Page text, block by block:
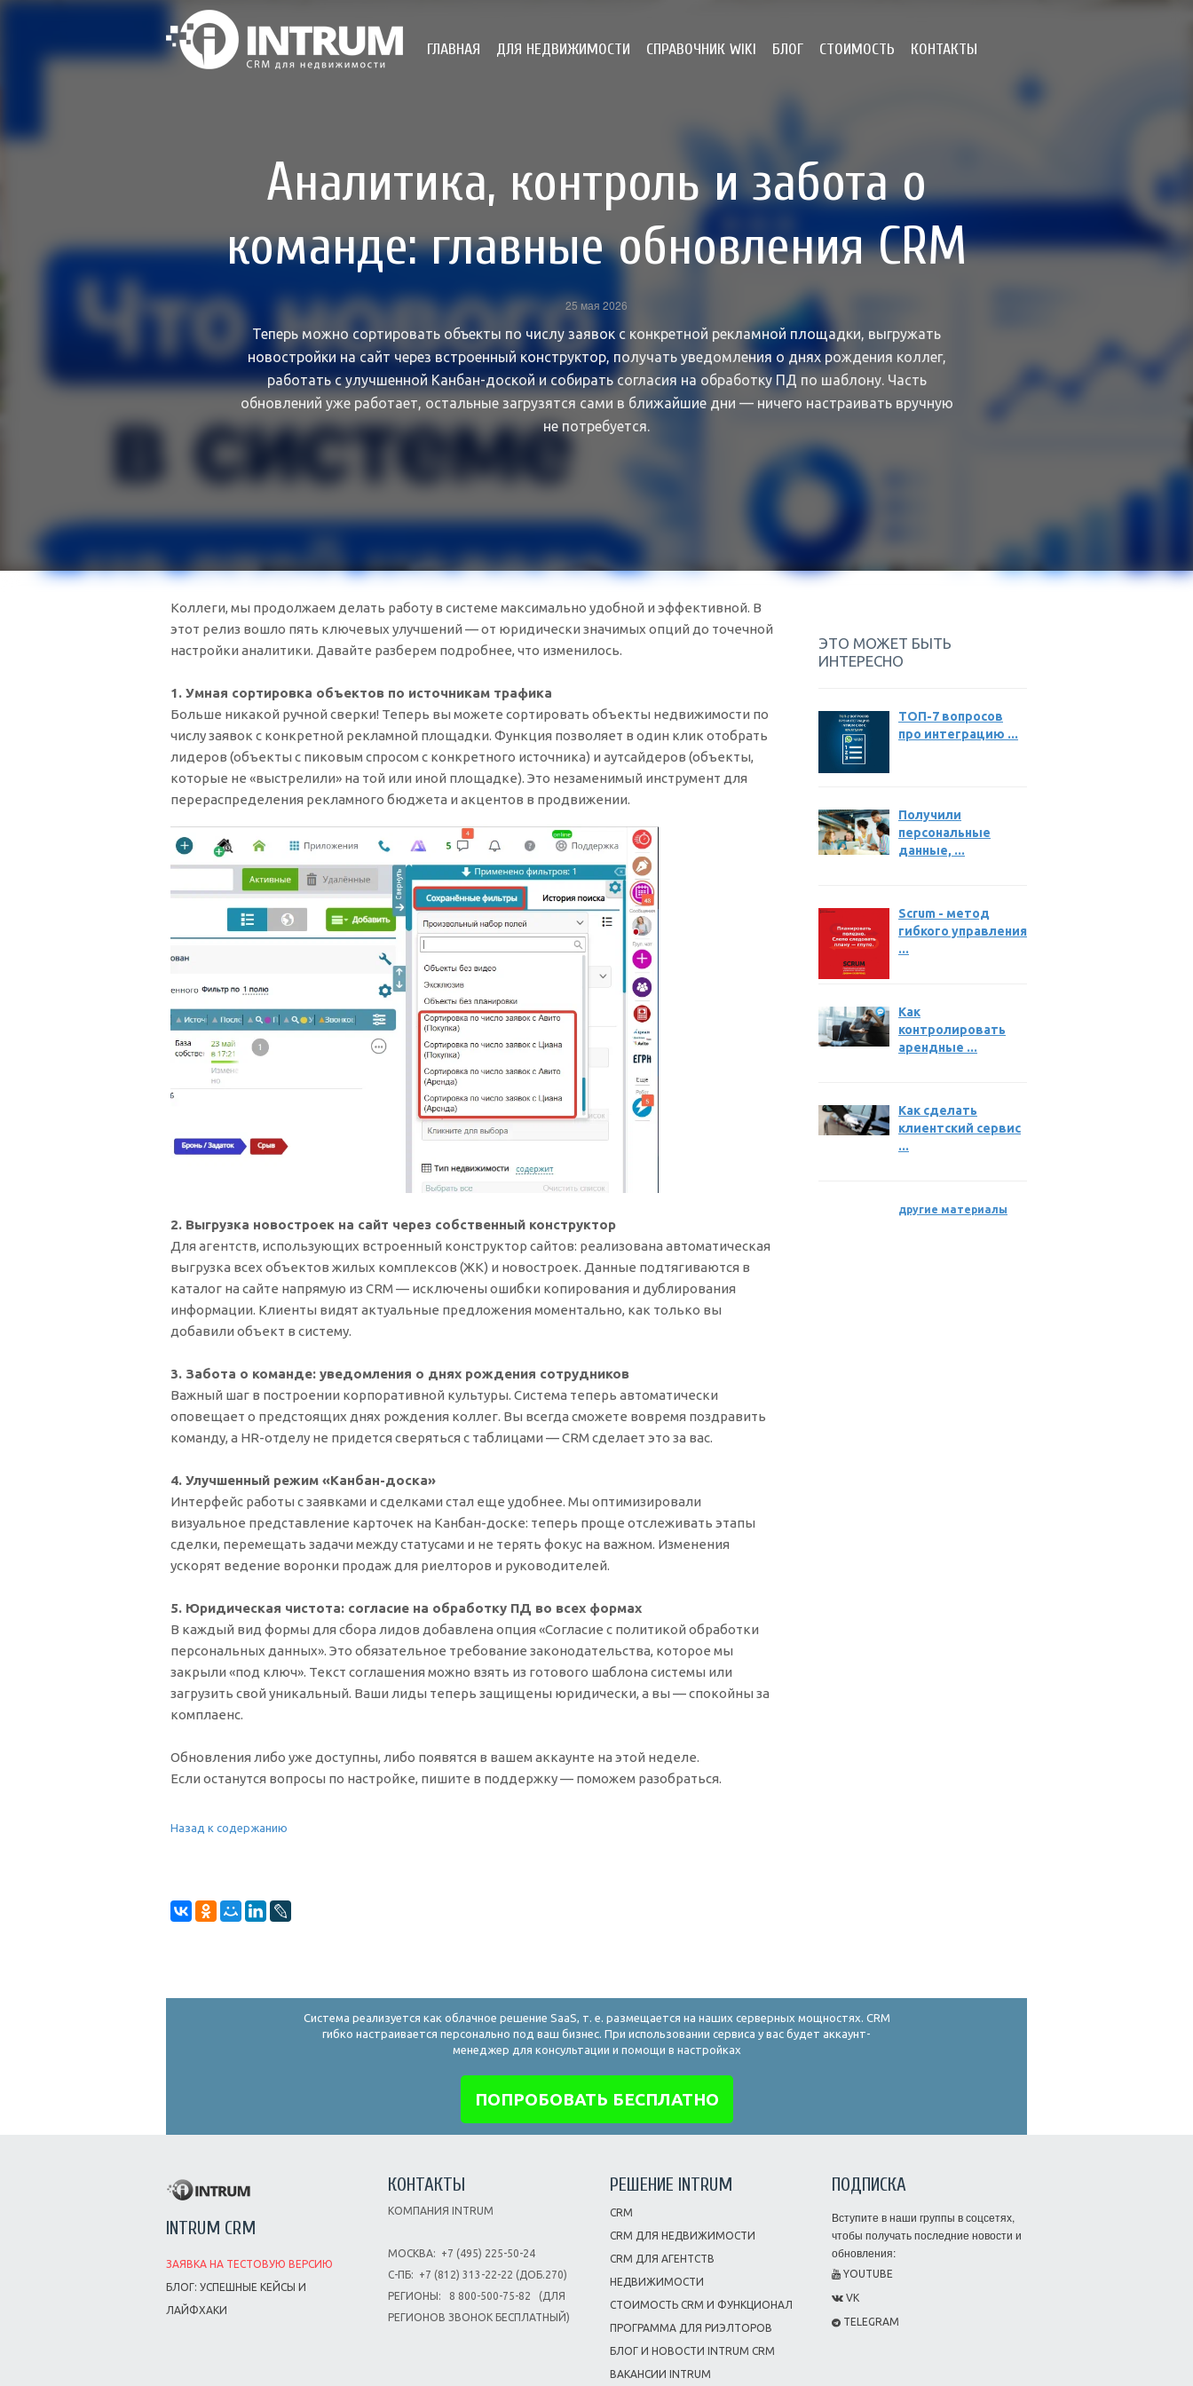
ГЛАВНАЯ ДЛЯ НЕДВИЖИМОСТИ СПРАВОЧНИК WIKI БЛОГ СТОИМОСТЬ КОНТАКТЫ
Аналитика, контроль и забота о
команде: главные обновления CRM
25 мая 2026
Теперь можно сортировать объекты по числу заявок с конкретной рекламной площадки, выгружать
новостройки на сайт через встроенный конструктор, получать уведомления о днях рождения коллег,
работать с улучшенной Канбан-доской и собирать согласия на обработку ПД по шаблону. Часть
обновлений уже работает, остальные загрузятся сами в ближайшие дни — ничего настраивать вручную
не потребуется.
Коллеги, мы продолжаем делать работу в системе максимально удобной и эффективной. В
этот релиз вошло пять ключевых улучшений — от юридически значимых опций до точечной
настройки аналитики. Давайте разберем подробнее, что изменилось.
1. Умная сортировка объектов по источникам трафика
Больше никакой ручной сверки! Теперь вы можете сортировать объекты недвижимости по
числу заявок с конкретной рекламной площадки. Функция позволяет в один клик отобрать
лидеров (объекты с пиковым спросом с конкретного источника) и аутсайдеров (объекты,
которые не «выстрелили» на той или иной площадке). Это незаменимый инструмент для
перераспределения рекламного бюджета и акцентов в продвижении.
2. Выгрузка новостроек на сайт через собственный конструктор
Для агентств, использующих встроенный конструктор сайтов: реализована автоматическая
выгрузка всех объектов жилых комплексов (ЖК) и новостроек. Данные подтягиваются в
каталог на сайте напрямую из CRM — исключены ошибки копирования и дублирования
информации. Клиенты видят актуальные предложения моментально, как только вы
добавили объект в систему.
3. Забота о команде: уведомления о днях рождения сотрудников
Важный шаг в построении корпоративной культуры. Система теперь автоматически
оповещает о предстоящих днях рождения коллег. Вы всегда сможете вовремя поздравить
команду, а HR-отделу не придется сверяться с таблицами — CRM сделает это за вас.
4. Улучшенный режим «Канбан-доска»
Интерфейс работы с заявками и сделками стал еще удобнее. Мы оптимизировали
визуальное представление карточек на Канбан-доске: теперь проще отслеживать этапы
сделки, перемещать задачи между статусами и не терять фокус на важном. Изменения
ускорят ведение воронки продаж для риелторов и руководителей.
5. Юридическая чистота: согласие на обработку ПД во всех формах
В каждый вид формы для сбора лидов добавлена опция «Согласие с политикой обработки
персональных данных». Это обязательное требование законодательства, которое мы
закрыли «под ключ». Текст соглашения можно взять из готового шаблона системы или
загрузить свой уникальный. Ваши лиды теперь защищены юридически, а вы — спокойны за
комплаенс.
Обновления либо уже доступны, либо появятся в вашем аккаунте на этой неделе.
Если останутся вопросы по настройке, пишите в поддержку — поможем разобраться.
Назад к содержанию
ЭТО МОЖЕТ БЫТЬ
ИНТЕРЕСНО
ТОП-7 вопросов
про интеграцию ...
Получили
персональные
данные, ...
Scrum - метод
гибкого управления
...
Как
контролировать
арендные ...
Как сделать
клиентский сервис
...
другие материалы
Система реализуется как облачное решение SaaS, т. е. размещается на наших серверных мощностях. CRM
гибко настраивается персонально под ваш бизнес. При использовании сервиса у вас будет аккаунт-
менеджер для консультации и помощи в настройках
ПОПРОБОВАТЬ БЕСПЛАТНО
INTRUM CRM
ЗАЯВКА НА ТЕСТОВУЮ ВЕРСИЮ
БЛОГ: УСПЕШНЫЕ КЕЙСЫ И
ЛАЙФХАКИ
КОНТАКТЫ
КОМПАНИЯ INTRUM
МОСКВА:
+7 (495) 225-50-24
С-ПБ:
+7 (812) 313-22-22 (ДОБ.270)
РЕГИОНЫ:
8 800-500-75-82
(ДЛЯ
РЕГИОНОВ ЗВОНОК БЕСПЛАТНЫЙ)
РЕШЕНИЕ INTRUM
CRM
CRM ДЛЯ НЕДВИЖИМОСТИ
CRM ДЛЯ АГЕНТСТВ
НЕДВИЖИМОСТИ
СТОИМОСТЬ CRM И ФУНКЦИОНАЛ
ПРОГРАММА ДЛЯ РИЭЛТОРОВ
БЛОГ И НОВОСТИ INTRUM CRM
ВАКАНСИИ INTRUM
ПОДПИСКА
Вступите в наши группы в соцсетях,
чтобы получать последние новости и
обновления:
YOUTUBE
VK
TELEGRAM